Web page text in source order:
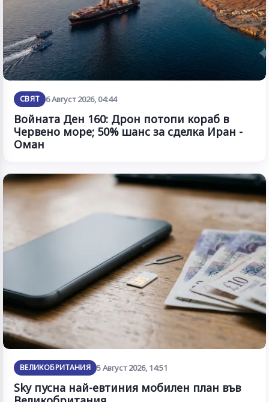
СВЯТ 6 Август 2026, 04:44
Войната Ден 160: Дрон потопи кораб в
Червено море; 50% шанс за сделка Иран -
Оман
ВЕЛИКОБРИТАНИЯ 5 Август 2026, 14:51
Sky пусна най-евтиния мобилен план във